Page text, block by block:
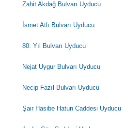
Zahit Akdağ Bulvarı Uyducu
İsmet Atlı Bulvarı Uyducu
80. Yıl Bulvarı Uyducu
Nejat Uygur Bulvarı Uyducu
Necip Fazıl Bulvarı Uyducu
Şair Hasibe Hatun Caddesi Uyducu